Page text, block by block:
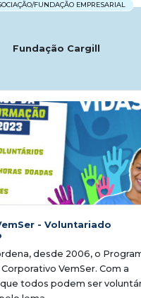
FUNDAÇÃO EMPRESARIAL
Fundação Cargill
- Voluntariado
desde 2006, o
VemSer. Com a
todos podem ser